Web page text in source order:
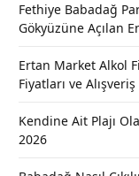
Fethiye Babadağ
Gökyüzüne Açılan
Ertan Market Alkol
Fiyatları ve
Kendine Ait Plajı
2026